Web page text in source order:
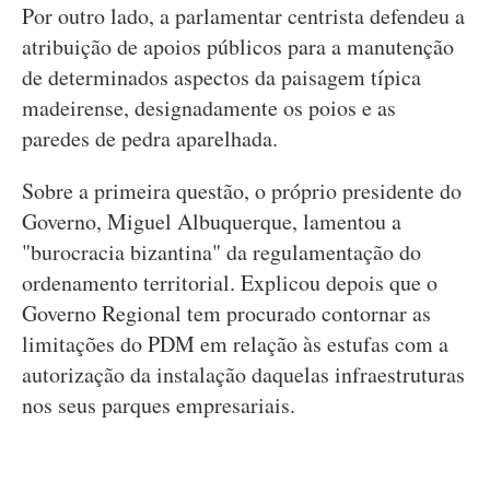
Por outro lado, a parlamentar centrista defendeu a
atribuição de apoios públicos para a manutenção
de determinados aspectos da paisagem típica
madeirense, designadamente os poios e as
paredes de pedra aparelhada.
Sobre a primeira questão, o próprio presidente do
Governo, Miguel Albuquerque, lamentou a
"burocracia bizantina" da regulamentação do
ordenamento territorial. Explicou depois que o
Governo Regional tem procurado contornar as
limitações do PDM em relação às estufas com a
autorização da instalação daquelas infraestruturas
nos seus parques empresariais.